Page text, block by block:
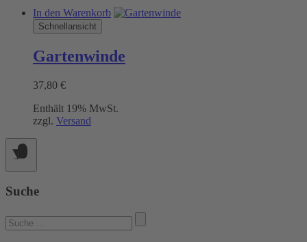
In den Warenkorb
Schnellansicht
Gartenwinde
37,80 €
Enthält 19% MwSt.
zzgl. Versand
Suche
Suchen
nach: